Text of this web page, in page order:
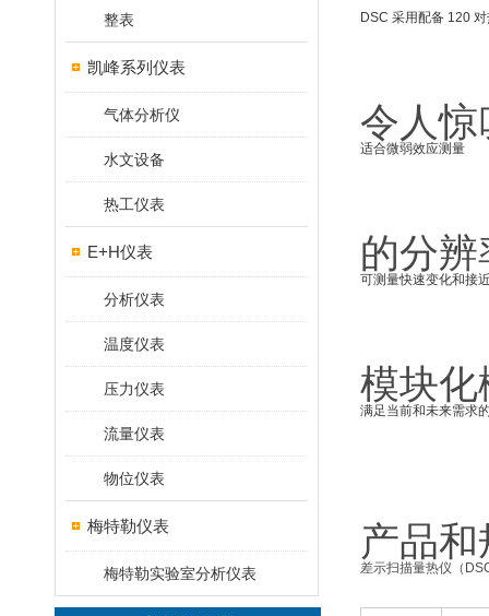
整表
凯峰系列仪表
气体分析仪
水文设备
热工仪表
E+H仪表
分析仪表
温度仪表
压力仪表
流量仪表
物位仪表
梅特勒仪表
梅特勒实验室分析仪表
DSC 采用配备 120
令人
适合微弱效应测量
的分辨
可测量快速变化和接
模块化
满足当前和未来需求
产品
差示扫描量热仪（